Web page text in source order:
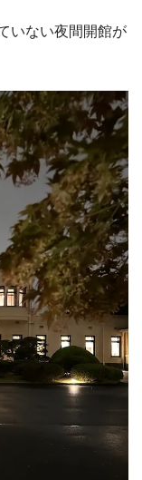
いない夜間開館が